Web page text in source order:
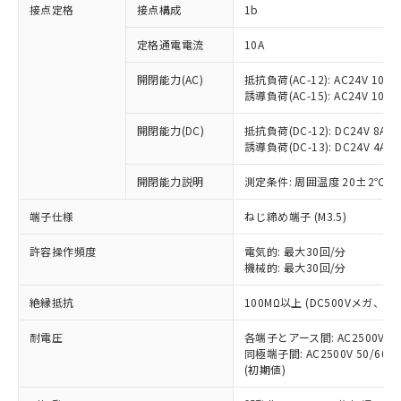
接点定格 接点構成 1b
定格通電電流 10A
開閉能力(AC)
抵抗負荷(AC-12): AC24V 10A/
誘導負荷(AC-15): AC24V
開閉能力(DC)
抵抗負荷(DC-12): DC24V 8A/
誘導負荷(DC-13): DC24V 4A/
開閉能力説明 測定条件: 周囲温度 20±2℃、
端子仕様 ねじ締め端子 (M3.5)
許容操作頻度
電気的: 最大30回/分
機械的: 最大30回/分
絶縁抵抗 100MΩ以上 (DC500Vメガ、点
耐電圧
各端子とアース間: AC2500V
同極端子間: AC2500V 50/
(初期値)
ご利用条件
以下の条件をお読みいただき、同意のうえ
ご利用ください。
本サービスは、当社制御機器事業取扱
商品の当社在庫状況および標準価格
(税抜)を提供させていただくもので
当社制御機器事業取扱商品の中には、
本サービスの対象外となる商品もある
ことをご了承ください。
在庫状況および標準価格照会結果は、
記載している更新日時点での社内デー
タに基づき作成されるものであり、閲
覧された時点での実際の在庫および標
準価格とは異なる場合があることをご
非含有に対応した製品が提供可能な商品で
対応予定：EU RoHS指令（10物質）の非含
有に対応した製品に切り替える予定のある
対応予定なし：EU RoHS指令（10物質）の
非含有に非対応の商品で、対応品を出す予
定はありません。
調査・確認中：EU RoHS指令（10物質）の
非含有の対応状況を調査中または確認中の
非該当品：ライセンス料など無形物で、有
害物質有無と関係のない商品です。
仕入先様の事情により、非含有部品として
いたものが、含有品と判明した場合などや
むを得ず変更することがあります。
鉛(Pb) 1000ppm以下、 水銀(Hg) 1000ppm以下、 カド
六価クロム(Cr(Ⅵ)) 1000ppm以下、ポリ臭化ビフェニル
類(PBB) 1000ppm以下、ポリ臭化ジフェニルエーテル類
(PBDE) 1000ppm以下、フタル酸ビス(2-エチルヘキシ
※1 中国RoHS○×表
「○」：最大均質材料含有率が中国RoHSの
基準値以下であることを示します。
「×」：最大均質材料含有率が中国RoHSの
基準値を超えていることを示します。
「－」：未確認です。当社販売部門へお問
い合わせください。
*中国RoHS10物質の基準値 (GB/T26572)：
Pb(鉛) :1000ppm、 Hg(水銀) : 1000ppm、 Cd(カドミウ
Cr(Ⅵ)(六価クロム) : 1000ppm、 PBBs(ポリ臭化ビフェ
当社は、これら貴社製品のうち、外国
為替および外国貿易法に定める商品
（以下｢規制貨物等」という）を輸出
国政府の輸出許可(または役務取引許
可)を取得するなどの必要な手続きを